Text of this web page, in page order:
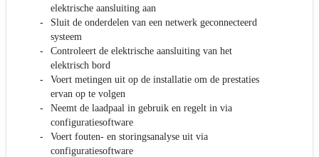
elektrische aansluiting aan
Sluit de onderdelen van een netwerk geconnecteerd
systeem
Controleert de elektrische aansluiting van het
elektrisch bord
Voert metingen uit op de installatie om de prestaties
ervan op te volgen
Neemt de laadpaal in gebruik en regelt in via
configuratiesoftware
Voert fouten- en storingsanalyse uit via
configuratiesoftware